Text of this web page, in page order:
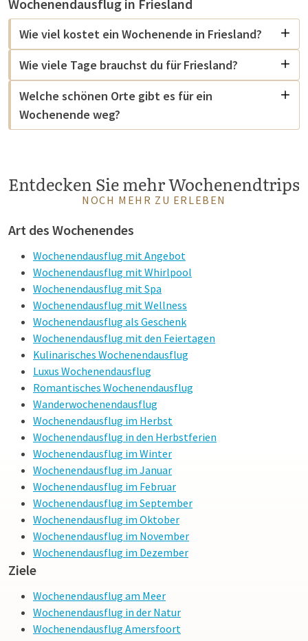
Naturgebieten und Städten wie Groningen und
Van der Valk Hotel Hardegarijp – Leeuwarden– Kleines
Hotel mit persönlichem Service, in der Nähe von
Leeuwarden und dem Nationalpark De Alde Feanen.
Alle Hotels sind mit dem Auto ausgezeichnet erreichbar und
bieten kostenlose Parkmöglichkeiten. Dank der Kombination
aus Gastfreundschaft, Komfort und einer wunderschönen
Wochenendausflug in Friesland
Wie viel kostet ein Wochenende in Friesland?
Wie viele Tage brauchst du für Friesland?
Welche schönen Orte gibt es für ein
Wochenende weg?
Entdecken Sie mehr Wochenendtrips
NOCH MEHR ZU ERLEBEN
Art des Wochenendes
Wochenendausflug mit Angebot
Wochenendausflug mit Whirlpool
Wochenendausflug mit Spa
Wochenendausflug mit Wellness
Wochenendausflug als Geschenk
Wochenendausflug mit den Feiertagen
Kulinarisches Wochenendausflug
Luxus Wochenendausflug
Romantisches Wochenendausflug
Wanderwochenendausflug
Wochenendausflug im Herbst
Wochenendausflug in den Herbstferien
Wochenendausflug im Winter
Wochenendausflug im Januar
Wochenendausflug im Februar
Wochenendausflug im September
Wochenendausflug im Oktober
Wochenendausflug im November
Wochenendausflug im Dezember
Ziele
Wochenendausflug am Meer
Wochenendausflug in der Natur
Wochenendausflug Amersfoort